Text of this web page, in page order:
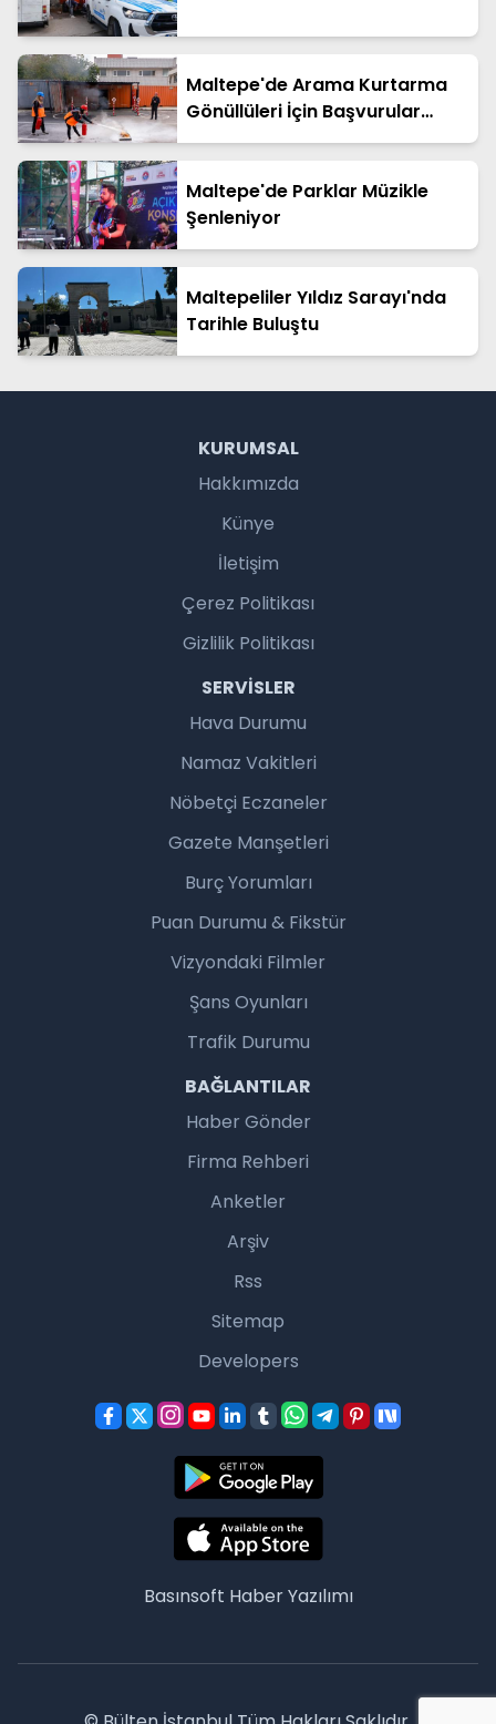
Maltepe'de Arama Kurtarma
Gönüllüleri İçin Başvurular
Başladı
Maltepe'de Parklar Müzikle
Şenleniyor
Maltepeliler Yıldız Sarayı'nda
Tarihle Buluştu
KURUMSAL
Hakkımızda
Künye
İletişim
Çerez Politikası
Gizlilik Politikası
SERVISLER
Hava Durumu
Namaz Vakitleri
Nöbetçi Eczaneler
Gazete Manşetleri
Burç Yorumları
Puan Durumu & Fikstür
Vizyondaki Filmler
Şans Oyunları
Trafik Durumu
BAĞLANTILAR
Haber Gönder
Firma Rehberi
Anketler
Arşiv
Rss
Sitemap
Developers
Basınsoft Haber Yazılımı